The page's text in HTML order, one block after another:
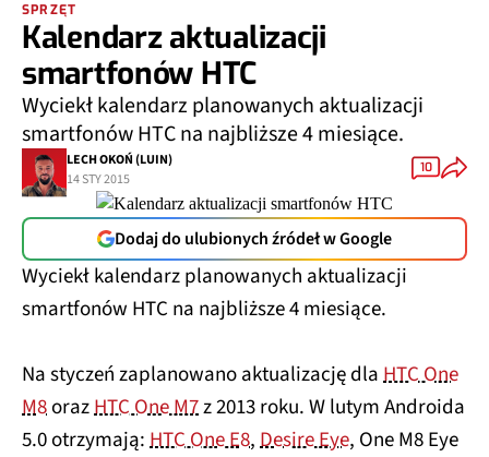
SPRZĘT
Kalendarz aktualizacji
smartfonów HTC
Wyciekł kalendarz planowanych aktualizacji
smartfonów HTC na najbliższe 4 miesiące.
LECH OKOŃ (LUIN)
14 STY 2015
10
Dodaj do ulubionych źródeł w Google
Wyciekł kalendarz planowanych aktualizacji
smartfonów HTC na najbliższe 4 miesiące.
Na styczeń zaplanowano aktualizację dlaHTC One
M8orazHTC One M7z 2013 roku. W lutym Androida
5.0 otrzymają:HTC One E8,Desire Eye, One M8 Eye